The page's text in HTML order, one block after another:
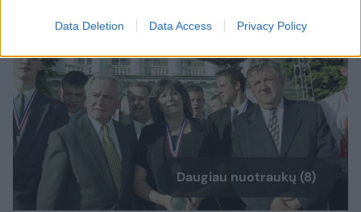
Data Deletion Data Access Privacy Policy
Daugiau nuotraukų (8)